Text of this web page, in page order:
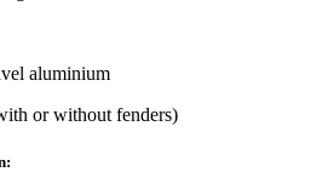
aluminium
or without fenders)